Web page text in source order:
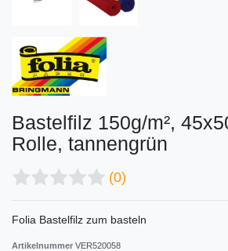
Bastelfilz 150g/m²,
Rolle, tannengrün
(0)
Folia Bastelfilz zum basteln
Artikelnummer VER520058